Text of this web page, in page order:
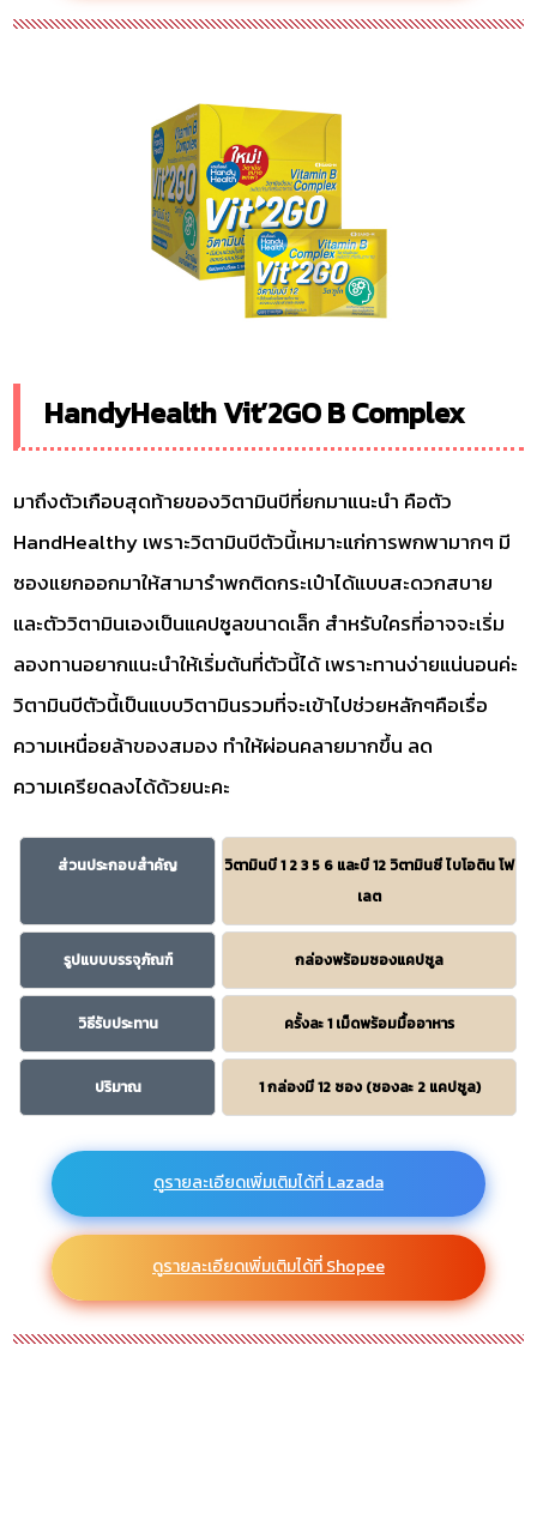
HandyHealth Vit’2GO B Complex
มาถึงตัวเกือบสุดท้ายของวิตามินบีที่ยกมาแนะนำ คือตัว
HandHealthy เพราะวิตามินบีตัวนี้เหมาะแก่การพกพามากๆ มี
ซองแยกออกมาให้สามารำพกติดกระเป๋าได้แบบสะดวกสบาย
และตัววิตามินเองเป็นแคปซูลขนาดเล็ก สำหรับใครที่อาจจะเริ่ม
ลองทานอยากแนะนำให้เริ่มต้นที่ตัวนี้ได้ เพราะทานง่ายแน่นอนค่ะ
วิตามินบีตัวนี้เป็นแบบวิตามินรวมที่จะเข้าไปช่วยหลักๆคือเรื่อ
ความเหนื่อยล้าของสมอง ทำให้ผ่อนคลายมากขึ้น ลด
ความเครียดลงได้ด้วยนะคะ
ส่วนประกอบสำคัญ
วิตามินบี 1 2 3 5 6 และบี 12 วิตามินซี ไบโอติน โฟ
เลต
รูปแบบบรรจุภัณฑ์ กล่องพร้อมซองแคปซูล
วิธีรับประทาน ครั้งละ 1 เม็ดพร้อมมื้ออาหาร
ปริมาณ 1 กล่องมี 12 ซอง (ซองละ 2 แคปซูล)
ดูรายละเอียดเพิ่มเติมได้ที่ Lazada
ดูรายละเอียดเพิ่มเติมได้ที่ Shopee